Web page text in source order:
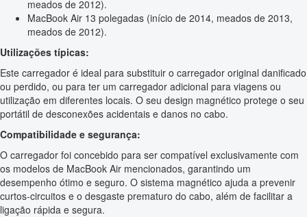
meados de 2012).
MacBook Air 13 polegadas (início de 2014, meados de 2013,
meados de 2012).
Utilizações típicas:
Este carregador é ideal para substituir o carregador original danificado
ou perdido, ou para ter um carregador adicional para viagens ou
utilização em diferentes locais. O seu design magnético protege o seu
portátil de desconexões acidentais e danos no cabo.
Compatibilidade e segurança:
O carregador foi concebido para ser compatível exclusivamente com
os modelos de MacBook Air mencionados, garantindo um
desempenho ótimo e seguro. O sistema magnético ajuda a prevenir
curtos-circuitos e o desgaste prematuro do cabo, além de facilitar a
ligação rápida e segura.